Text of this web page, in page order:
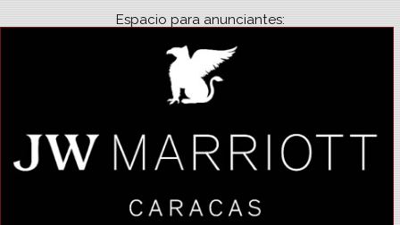
Espacio para anunciantes: